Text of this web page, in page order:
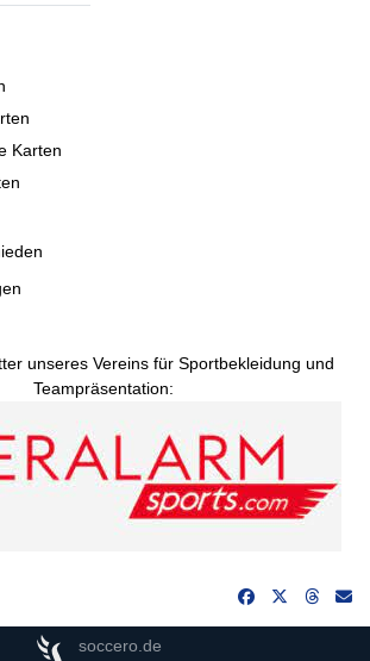
Karten
unseres Vereins für Sportbekleidung und
Teampräsentation:
soccero.de